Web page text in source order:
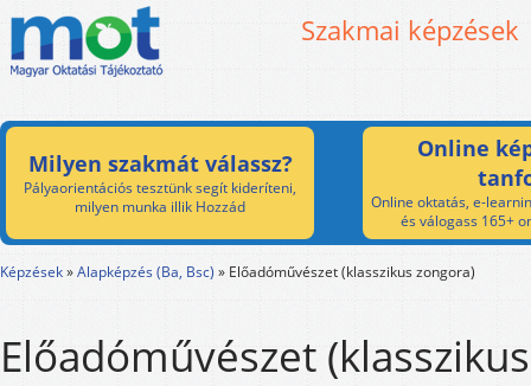
Szakmai képzések
Milyen szakmát válassz?
Pályaorientációs tesztünk segít kideríteni,
milyen munka illik Hozzád
Online
Online oktatás, e-
és válogass 165+
Képzések»Alapképzés (Ba, Bsc) » Előadóművészet (klasszikus zongora)
Előadóművészet